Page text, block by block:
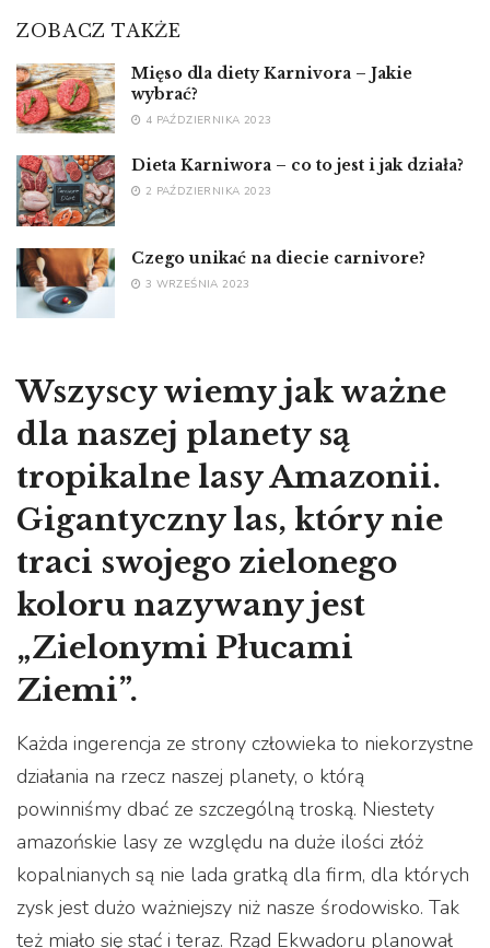
ZOBACZ TAKŻE
Mięso dla diety Karnivora – Jakie
wybrać?
4 PAŹDZIERNIKA 2023
Dieta Karniwora – co to jest i jak działa?
2 PAŹDZIERNIKA 2023
Czego unikać na diecie carnivore?
3 WRZEŚNIA 2023
​Wszyscy wiemy jak ważne
dla naszej planety są
tropikalne lasy Amazonii.
Gigantyczny las, który nie
traci swojego zielonego
koloru nazywany jest
„Zielonymi Płucami
Ziemi”.
Każda ingerencja ze strony człowieka to niekorzystne
działania na rzecz naszej planety, o którą
powinniśmy dbać ze szczególną troską. Niestety
amazońskie lasy ze względu na duże ilości złóż
kopalnianych są nie lada gratką dla firm, dla których
zysk jest dużo ważniejszy niż nasze środowisko. Tak
też miało się stać i teraz. Rząd Ekwadoru planował